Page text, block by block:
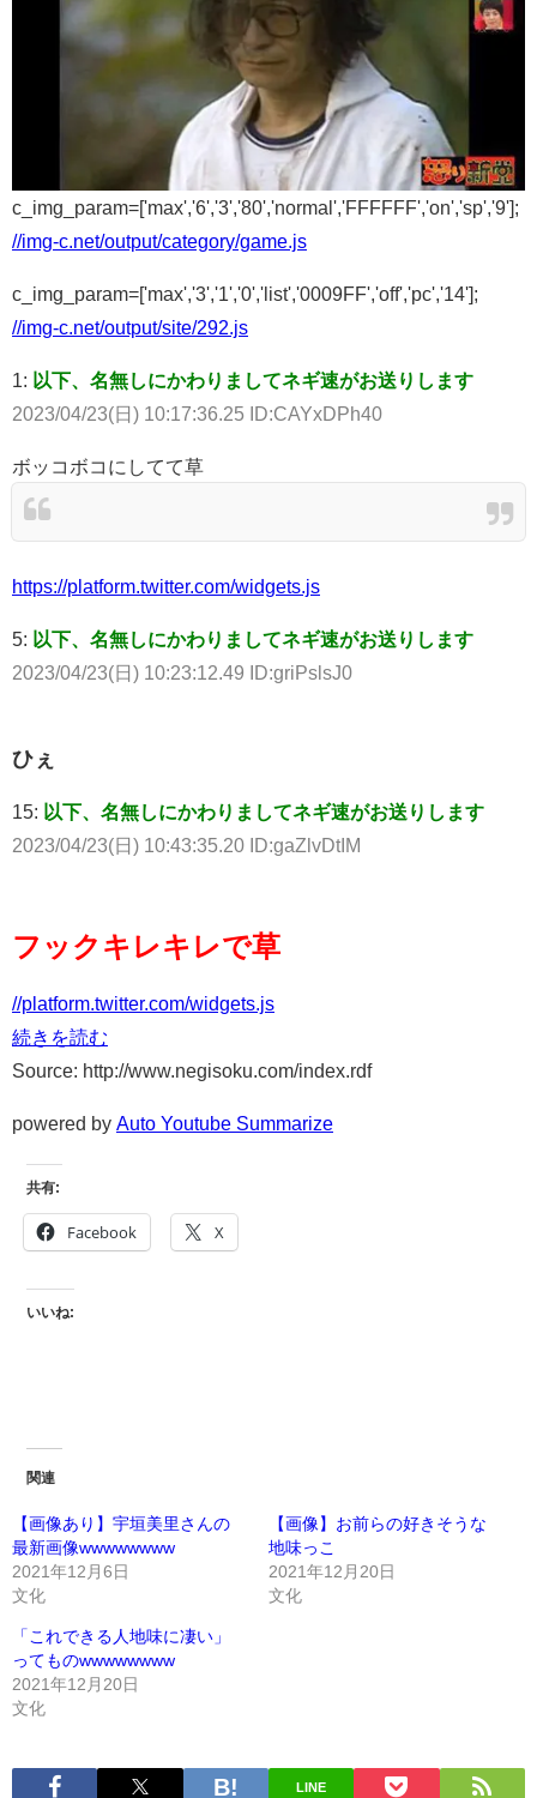
c_img_param=['max','6','3','80','normal','FFFFFF','on','sp','9'];
//img-c.net/output/category/game.js
c_img_param=['max','3','1','0','list','0009FF','off','pc','14'];
//img-c.net/output/site/292.js
1: 以下、名無しにかわりましてネギ速がお送りします
2023/04/23(日) 10:17:36.25 ID:CAYxDPh40
ボッコボコにしてて草
https://platform.twitter.com/widgets.js
5: 以下、名無しにかわりましてネギ速がお送りします
2023/04/23(日) 10:23:12.49 ID:griPslsJ0
ひぇ
15: 以下、名無しにかわりましてネギ速がお送りします
2023/04/23(日) 10:43:35.20 ID:gaZlvDtIM
フックキレキレで草
//platform.twitter.com/widgets.js
続きを読む
Source: http://www.negisoku.com/index.rdf
powered by Auto Youtube Summarize
共有:
Facebook X
いいね:
関連
【画像あり】宇垣美里さんの
最新画像wwwwwwww
2021年12月6日
文化
【画像】お前らの好きそうな
地味っこ
2021年12月20日
文化
「これできる人地味に凄い」
ってものwwwwwwww
2021年12月20日
文化
LINE